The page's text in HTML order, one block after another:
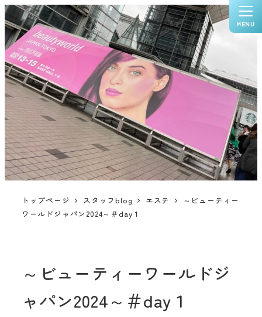
MENU
トップページ スタッフblog エステ
～ビューティー
ワールドジャパン2024～＃day１
～ビューティーワールドジ
ャパン2024～＃day１